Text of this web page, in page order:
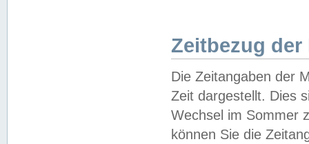
Zeitbezug der
Die Zeitangaben der
Zeit dargestellt. Dies
Wechsel im Sommer
können Sie die